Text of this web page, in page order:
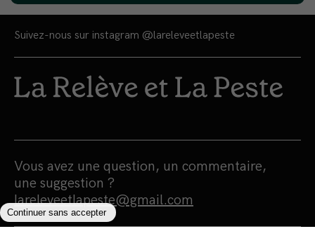
Suivez-nous sur instagram @lareleveetlapeste
Vous avez une question, un commentaire,
une suggestion ?
lareleveetlapeste@gmail.com